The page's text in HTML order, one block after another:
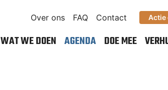
Over ons FAQ Contact Actie
WAT WE DOEN AGENDA DOE MEE